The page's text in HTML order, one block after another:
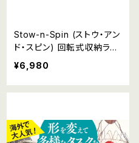
Stow-n-Spin (ストウ・アン
ド・スピン) 回転式収納ラッ
ク Deluxue
¥6,980